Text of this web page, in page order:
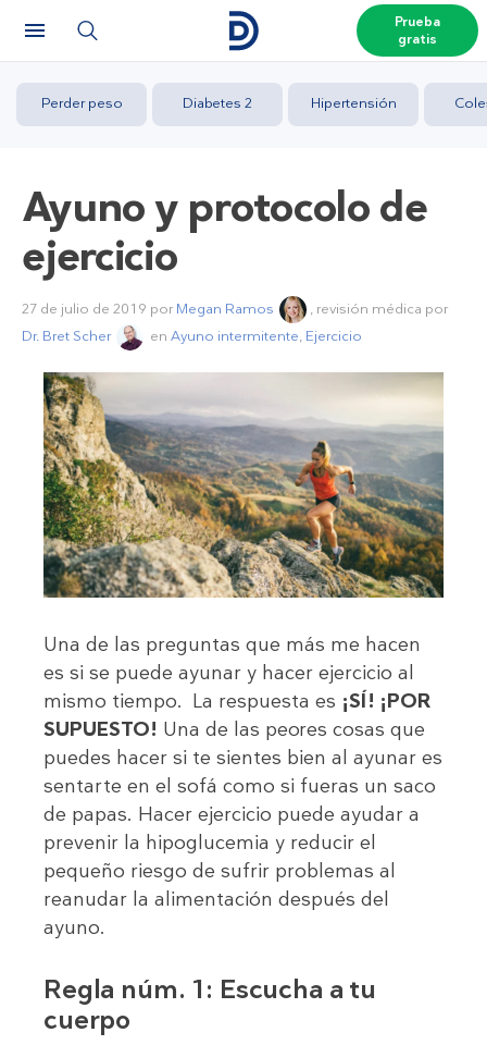
Prueba
gratis
Perder peso Diabetes 2 Hipertensión
Ayuno y protocolo de
ejercicio
27 de julio de 2019 por Megan Ramos
, revisión médica por
Dr. Bret Scher
en Ayuno intermitente, Ejercicio
Una de las preguntas que más me hacen
es si se puede ayunar y hacer ejercicio al
mismo tiempo. La respuesta es ¡SÍ! ¡POR
SUPUESTO! Una de las peores cosas que
puedes hacer si te sientes bien al ayunar es
sentarte en el sofá como si fueras un saco
de papas. Hacer ejercicio puede ayudar a
prevenir la hipoglucemia y reducir el
pequeño riesgo de sufrir problemas al
reanudar la alimentación después del
ayuno.
Regla núm. 1: Escucha a tu
cuerpo